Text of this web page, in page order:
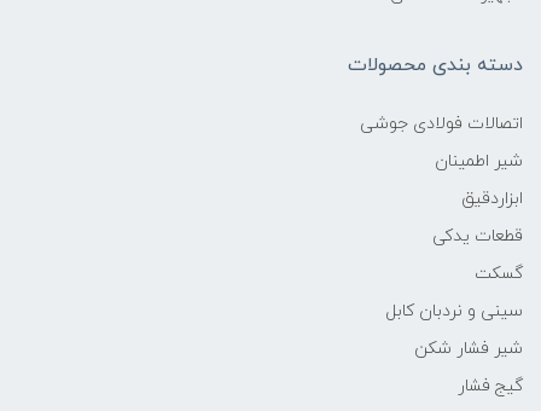
دسته بندی محصولات
اتصالات فولادی جوشی
شیر اطمینان
ابزاردقیق
قطعات یدکی
گسکت
سینی و نردبان کابل
شیر فشار شکن
گیج فشار